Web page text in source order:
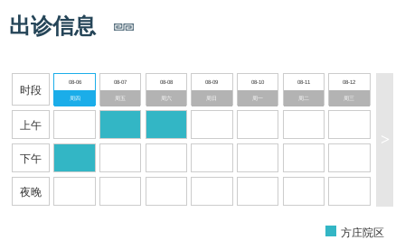
出诊信息
时段
上午
下午
夜晚
08-06
周四
08-07
周五
08-08
周六
08-09
周日
08-10
周一
08-11 08-12
周三
>
方庄院区